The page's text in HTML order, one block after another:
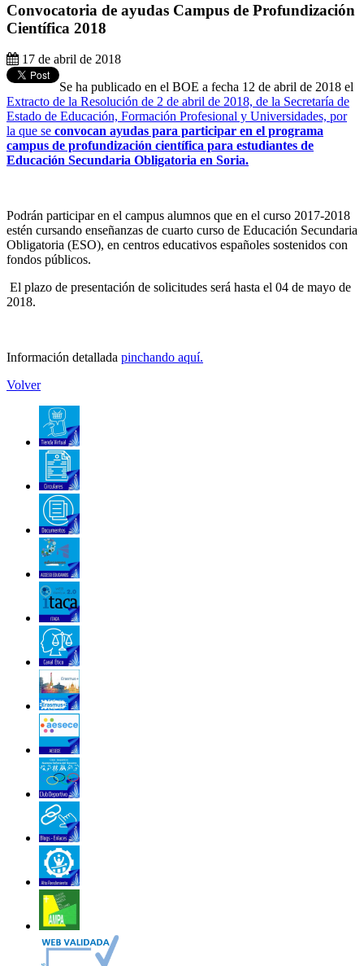
Convocatoria de ayudas Campus de Profundización
Científica 2018
17 de abril de 2018
Se ha publicado en el BOE a fecha 12 de abril de 2018 el
Extracto de la Resolución de 2 de abril de 2018, de la Secretaría de
Estado de Educación, Formación Profesional y Universidades, por
la que se convocan ayudas para participar en el programa
campus de profundización científica para estudiantes de
Educación Secundaria Obligatoria en Soria.
Podrán participar en el campus alumnos que en el curso 2017-2018
estén cursando enseñanzas de cuarto curso de Educación Secundaria
Obligatoria (ESO), en centros educativos españoles sostenidos con
fondos públicos.
El plazo de presentación de solicitudes será hasta el 04 de mayo de
2018.
Información detallada pinchando aquí.
Volver